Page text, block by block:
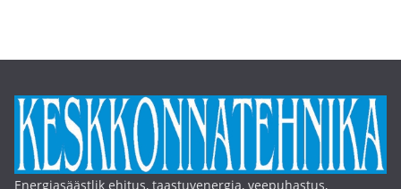
Energiasäästlik ehitus, taastuvenergia, veepuhastus,